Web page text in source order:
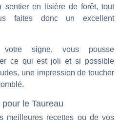
sentier en lisière de forêt, tout
faites donc un excellent
signe, vous pousse
ce qui est joli et si possible
une impression de toucher
le Taureau
meilleures recettes ou de vos